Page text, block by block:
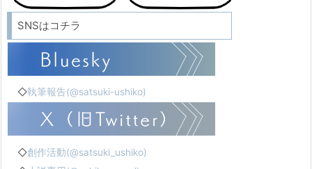
SNSはコチラ
◇執筆報告(@satsuki-ushiko)
◇創作活動(@satsuki_ushiko)